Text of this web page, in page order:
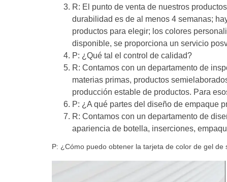
R: El punto de venta de nuestros
durabilidad es de al menos 4 semanas;
productos para elegir; los colores
disponible, se proporciona un servicio
P: ¿Qué tal el control de calidad?
R: Contamos con un departamento de
materias primas, productos
producción estable de productos. Para
P: ¿A qué partes del diseño de empaque
R: Contamos con un departamento de
apariencia de botella, inserciones,
P: ¿Cómo puedo obtener la tarjeta de color de gel de